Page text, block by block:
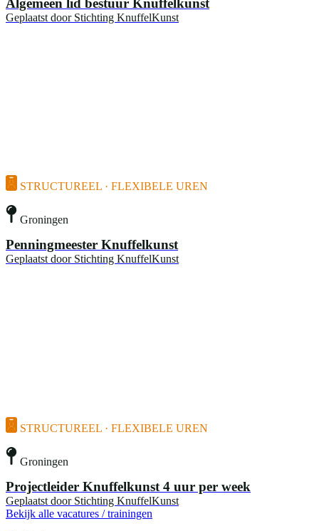
Geplaatst door Stichting KnuffelKunst
STRUCTUREEL · FLEXIBELE UREN
Groningen
Penningmeester Knuffelkunst
Geplaatst door Stichting KnuffelKunst
STRUCTUREEL · FLEXIBELE UREN
Groningen
Projectleider Knuffelkunst 4 uur per week
Geplaatst door Stichting KnuffelKunst
Bekijk alle vacatures / trainingen